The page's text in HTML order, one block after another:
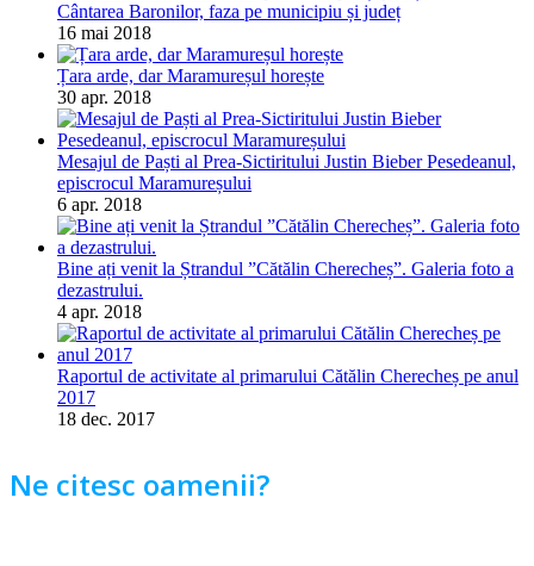
Cântarea Baronilor, faza pe municipiu și județ
16 mai 2018
Țara arde, dar Maramureșul horește
30 apr. 2018
Mesajul de Paști al Prea-Sictiritului Justin Bieber Pesedeanul,
episcrocul Maramureșului
6 apr. 2018
Bine ați venit la Ștrandul ”Cătălin Cherecheș”. Galeria foto a
dezastrului.
4 apr. 2018
Raportul de activitate al primarului Cătălin Cherecheș pe anul
2017
18 dec. 2017
Ne citesc oamenii?